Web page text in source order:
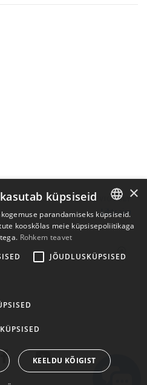
PREVIOUSLY
Lihtsaim
ENGLISH
ESTONIAN
FINNISH
×
küpsiseid
parandamiseks küpsiseid.
kooskõlas meie küpsisepoliitikaga
Rohkem teavet
JÕUDLUSKÜPSISED
KEELDU KÕIGIST